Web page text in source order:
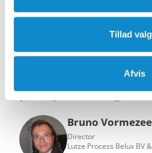
Tillad
Afvis
Dine kontakter til
pumpeløsninger
Bruno
Director
Lutze Process Belux BV